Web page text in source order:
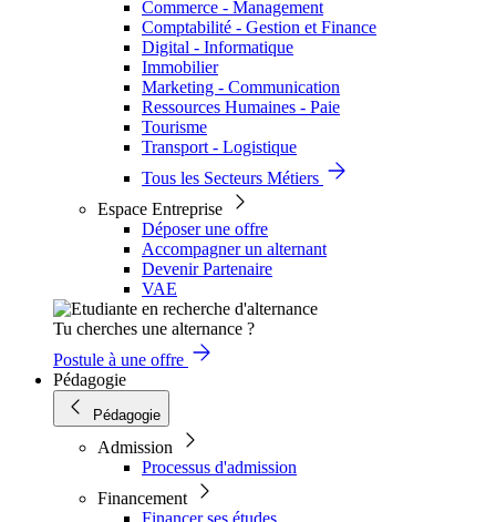
Commerce - Management
Comptabilité - Gestion et Finance
Digital - Informatique
Immobilier
Marketing - Communication
Ressources Humaines - Paie
Tourisme
Transport - Logistique
Tous les Secteurs Métiers
Espace Entreprise
Déposer une offre
Accompagner un alternant
Devenir Partenaire
VAE
Tu cherches une alternance ?
Postule à une offre
Pédagogie
Pédagogie
Admission
Processus d'admission
Financement
Financer ses études